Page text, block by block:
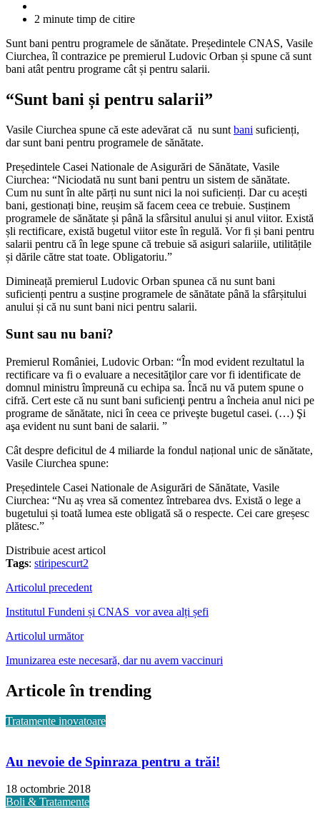
2 minute timp de citire
Sunt bani pentru programele de sănătate. Președintele CNAS, Vasile
Ciurchea, îl contrazice pe premierul Ludovic Orban și spune că sunt
bani atât pentru programe cât și pentru salarii.
“Sunt bani și pentru salarii”
Vasile Ciurchea spune că este adevărat că nu sunt bani suficienți,
dar sunt bani pentru programele de sănătate.
Președintele Casei Nationale de Asigurări de Sănătate, Vasile
Ciurchea: “Niciodată nu sunt bani pentru un sistem de sănătate.
Cum nu sunt în alte părți nu sunt nici la noi suficienți. Dar cu acești
bani, gestionați bine, reușim să facem ceea ce trebuie. Susținem
programele de sănătate și până la sfârsitul anului și anul viitor. Există
șli rectificare, există bugetul viitor este în regulă. Vor fi și bani pentru
salarii pentru că în lege spune că trebuie să asiguri salariile, utilitățile
și dările către stat toate. Obligatoriu.”
Dimineață premierul Ludovic Orban spunea că nu sunt bani
suficienți pentru a susține programele de sănătate până la sfârșitului
anului și că nu sunt bani nici pentru salarii.
Sunt sau nu bani?
Premierul României, Ludovic Orban: “În mod evident rezultatul la
rectificare va fi o evaluare a necesităţilor care vor fi identificate de
domnul ministru împreună cu echipa sa. Încă nu vă putem spune o
cifră. Cert este că nu sunt bani suficienţi pentru a încheia anul nici pe
programe de sănătate, nici în ceea ce priveşte bugetul casei. (…) Şi
aşa evident nu sunt bani de salarii. ”
Cât despre deficitul de 4 miliarde la fondul național unic de sănătate,
Vasile Ciurchea spune:
Președintele Casei Nationale de Asigurări de Sănătate, Vasile
Ciurchea: “Nu aș vrea să comentez întrebarea dvs. Există o lege a
bugetului și toată lumea este obligată să o respecte. Cei care greșesc
plătesc.”
Distribuie acest articol
Tags: stiripescurt2
Articolul precedent
Institutul Fundeni și CNAS vor avea alți șefi
Articolul următor
Imunizarea este necesară, dar nu avem vaccinuri
Articole în trending
Tratamente inovatoare
Au nevoie de Spinraza pentru a trăi!
18 octombrie 2018
Boli & Tratamente